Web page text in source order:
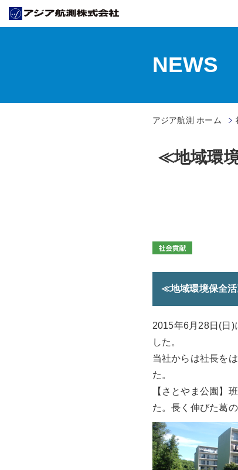
NEWS
アジア航測 ホーム
≪地域環
≪地域環境保全
2015年6月28日(日)
した。
当社からは社長を
た。
【さとやま公園】
た。長く伸びた葛